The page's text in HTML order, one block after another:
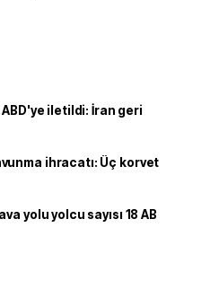
iletildi: İran geri
ihracatı: Üç korvet
yolu yolcu sayısı 18 AB